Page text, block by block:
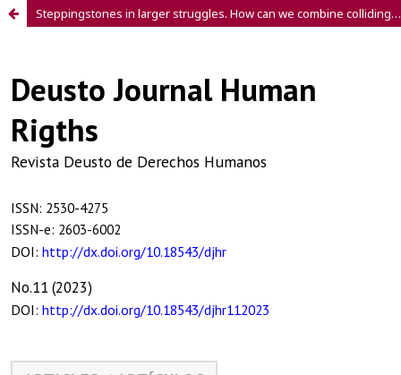
Steppingstones in larger struggles. How can we combine colliding struggles in the care crisis?